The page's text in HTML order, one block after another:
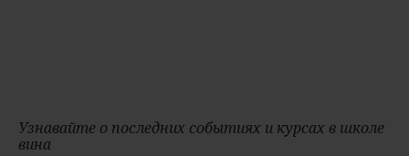
Узнавайте о последних событиях и курсах в школе
вина